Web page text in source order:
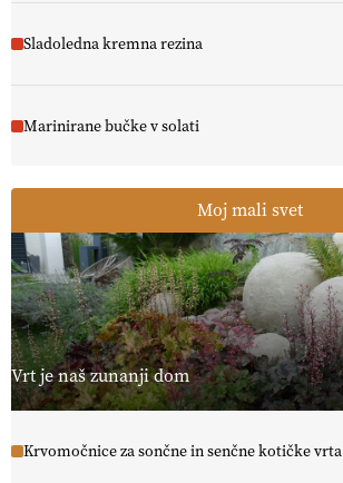
Sladoledna kremna rezina
Marinirane bučke v solati
Moj mali svet
Vrt je naš zunanji dom
Krvomočnice za sončne in senčne kotičke vrta